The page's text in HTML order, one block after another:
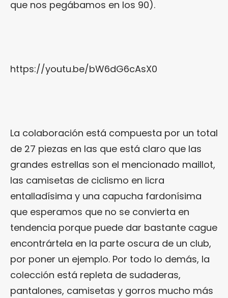
que nos pegábamos en los 90).
https://youtu.be/bW6dG6cAsX0
La colaboración está compuesta por un total
de 27 piezas en las que está claro que las
grandes estrellas son el mencionado maillot,
las camisetas de ciclismo en licra
entalladísima y una capucha fardonísima
que esperamos que no se convierta en
tendencia porque puede dar bastante cague
encontrártela en la parte oscura de un club,
por poner un ejemplo. Por todo lo demás, la
colección está repleta de sudaderas,
pantalones, camisetas y gorros mucho más